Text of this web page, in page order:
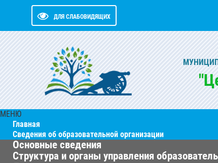
ДЛЯ СЛАБОВИДЯЩИХ
МЕНЮ
Главная
Сведения об образовательной организации
Основные сведения
Структура и органы управления